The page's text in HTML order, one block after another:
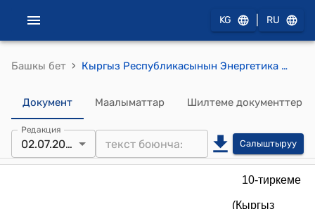
KG RU
Башкы бет › Кыргыз Республикасынын Энергетика министрлигине караштуу “Балыкчы жылуулук менен жабдуу ишканасы” мамлекеттик ишканасынын уставы (Кыргыз Республикасынын Министрлер Кабинетинин 2024-жылдын 2-июлундагы № 345 токтому менен бекитилди)
Документ Маалыматтар Шилтеме документтер
Редакция
02.07.2024 Салыштыруу